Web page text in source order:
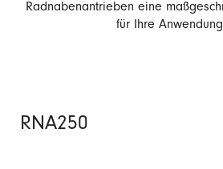
Radnabenantrieben eine
für Ihre
RNA250